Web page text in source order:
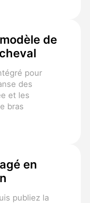
de
pour
des
et les
bras
en
publiez la